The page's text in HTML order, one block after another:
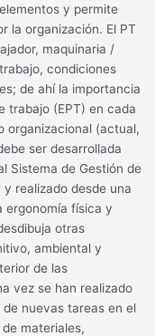
y permite
la organización. El PT
maquinaria /
condiciones
de ahí la importancia
trabajo (EPT) en cada
organizacional (actual,
ser desarrollada
Sistema de Gestión de
y realizado desde una
ergonomía física y
otras
ambiental y
de las
vez se han realizado
nuevas tareas en el
materiales,